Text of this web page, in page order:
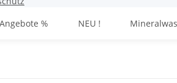
Angebote %
NEU !